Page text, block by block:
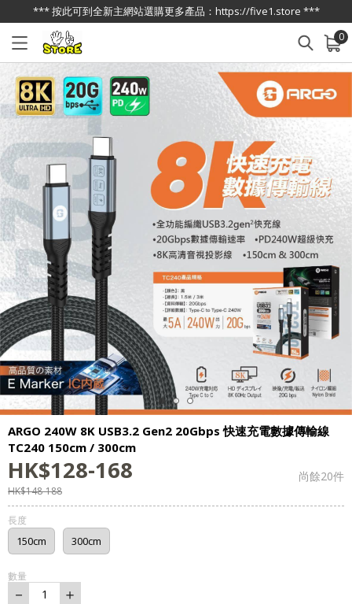
*** 按此可到全新主網站選購更多產品：https://five1.store ***
0
已加入購物車 查看
ARGO 240W 8K USB3.2 Gen2 20Gbps 快速充電數據傳輸線
TC240 150cm / 300cm
HK$128-168 尚餘20件
HK$148-188
長度
150cm 300cm
數量
－ 1 ＋